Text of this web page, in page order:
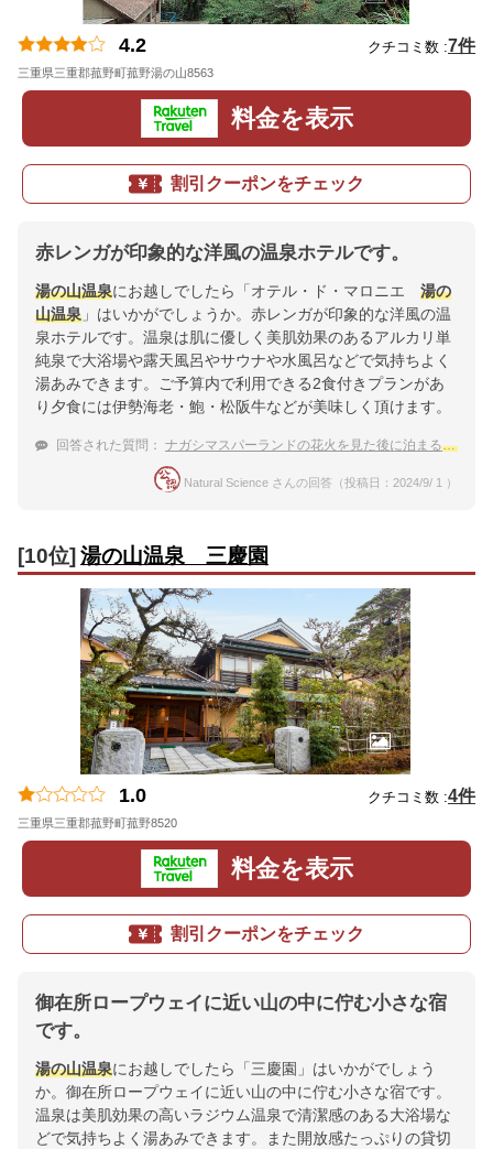
4.2 クチコミ数 :7件
三重県三重郡菰野町菰野湯の山8563
料金を表示
割引クーポンをチェック
赤レンガが印象的な洋風の温泉ホテルです。
湯の山温泉にお越しでしたら「オテル・ド・マロニエ 湯の
山温泉 」はいかがでしょうか。赤レンガが印象的な洋風の温
泉ホテルです。温泉は肌に優しく美肌効果のあるアルカリ単
純泉で大浴場や露天風呂やサウナや水風呂などで気持ちよく
湯あみできます。ご予算内で利用できる2食付きプランがあ
り夕食には伊勢海老・鮑・松阪牛などが美味しく頂けます。
回答された質問： ナガシマスパーランドの花火を見た後に泊まる湯の山
Natural Science さんの回答（投稿日：2024/9/ 1 ）
[10位] 湯の山温泉 三慶園
1.0 クチコミ数 :4件
三重県三重郡菰野町菰野8520
料金を表示
割引クーポンをチェック
御在所ロープウェイに近い山の中に佇む小さな宿
です。
湯の山温泉にお越しでしたら「三慶園」はいかがでしょう
か。御在所ロープウェイに近い山の中に佇む小さな宿です。
温泉は美肌効果の高いラジウム温泉で清潔感のある大浴場な
どで気持ちよく湯あみできます。また開放感たっぷりの貸切